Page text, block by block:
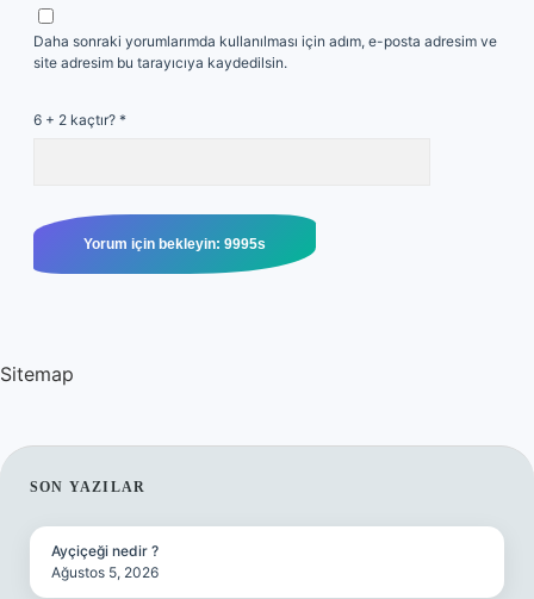
Daha sonraki yorumlarımda kullanılması için adım, e-posta adresim ve
site adresim bu tarayıcıya kaydedilsin.
6 + 2 kaçtır? *
Sitemap
SIDEBAR
SON YAZILAR
Ayçiçeği nedir ?
Ağustos 5, 2026